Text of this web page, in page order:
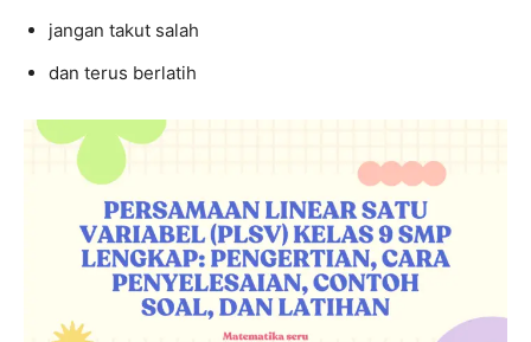
jangan takut salah
dan terus berlatih